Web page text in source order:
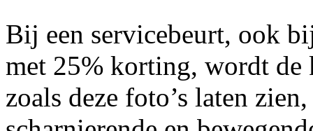
Bij een servicebeurt, ook
met 25% korting, wordt de
zoals deze foto’s laten